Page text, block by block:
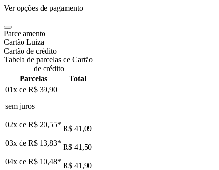
Ver opções de pagamento
Parcelamento
Cartão Luiza
Cartão de crédito
Tabela de parcelas de Cartão
de crédito
Parcelas
Total
01x de R$ 39,90
sem juros
02x de R$ 20,55* R$ 41,09
03x de R$ 13,83* R$ 41,50
04x de R$ 10,48* R$ 41,90